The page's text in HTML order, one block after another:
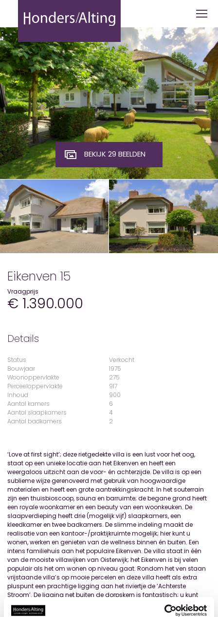
Eikenven 15 - Honders Alting
BEKIJK 29 BEELDEN
Eikenven 15
Vraagprijs
€ 1.390.000
‘Love at first sight’; deze rietgedekte villa is een lust voor het oog,
staat op een unieke locatie aan het Eikenven en heeft een
weergaloos uitzicht aan de voor- én achterzijde. De villa is op een
sublieme wijze gerenoveerd met gebruik van hoogwaardige
materialen en heeft een grote aantrekkingskracht. In het souterrain
zijn een thuisbioscoop, sauna en barruimte; de begane grond heeft
een royale woonkamer en een beauty van een woonkeuken. De
slaapverdieping heeft drie (mogelijk vijf) slaapkamers, een
kleedkamer en twee badkamers. De slimme indeling maakt de
realisatie van een kantoor-/praktijkruimte mogelijk; hier kunt u
wonen, werken en genieten van de wellness binnen én buiten. Een
intens familiehuis aan het populaire Eikenven. De villa staat in één
van de mooiste villawijken van Oisterwijk; het Eikenven is bij velen
populair als het om wonen op niveau gaat. Rondom het ven staan
vrijstaande villa’s op mooie percelen en deze villa heeft als extra
pluspunt een prachtige ligging aan het riviertje de ‘Achterste
Stroom’. De ligging net buiten de dorpskern is fantastisch; u kunt
lopend naar de Lind en de Oisterwijkse bossen en vennen. Het
voorzieningenniveau van Oisterwijk is van een hoog niveau; basis-
Details
Status
Verkocht
Bouwjaar
1975
Woonoppervlakte
275
Perceeloppervlakte
917
Inhoud
900
Aantal kamers
6
Aantal slaapkamers
4
Aantal badkamers
2